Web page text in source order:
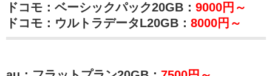
ドコモ：ベーシックパック20GB： 9000円～
ドコモ：ウルトラデータL20GB： 8000円～